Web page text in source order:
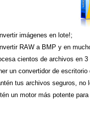
imágenes en lote!;
RAW a BMP y en
cientos de archivos en
un convertidor de
tus archivos seguros, no
un motor más potente